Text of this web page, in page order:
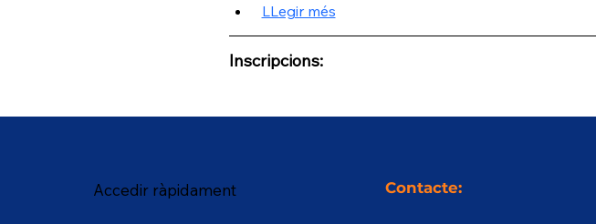
LLegir més
Inscripcions:
Accedir ràpidament Contacte: